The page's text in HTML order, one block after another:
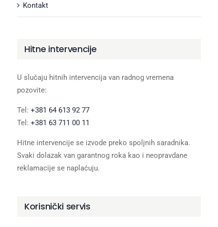
Kontakt
Hitne intervencije
U slučaju hitnih intervencija van radnog vremena
pozovite:
Tel: +381 64 613 92 77
Tel: +381 63 711 00 11
Hitne intervencije se izvode preko spoljnih saradnika.
Svaki dolazak van garantnog roka kao i neopravdane
reklamacije se naplaćuju.
Korisnički servis